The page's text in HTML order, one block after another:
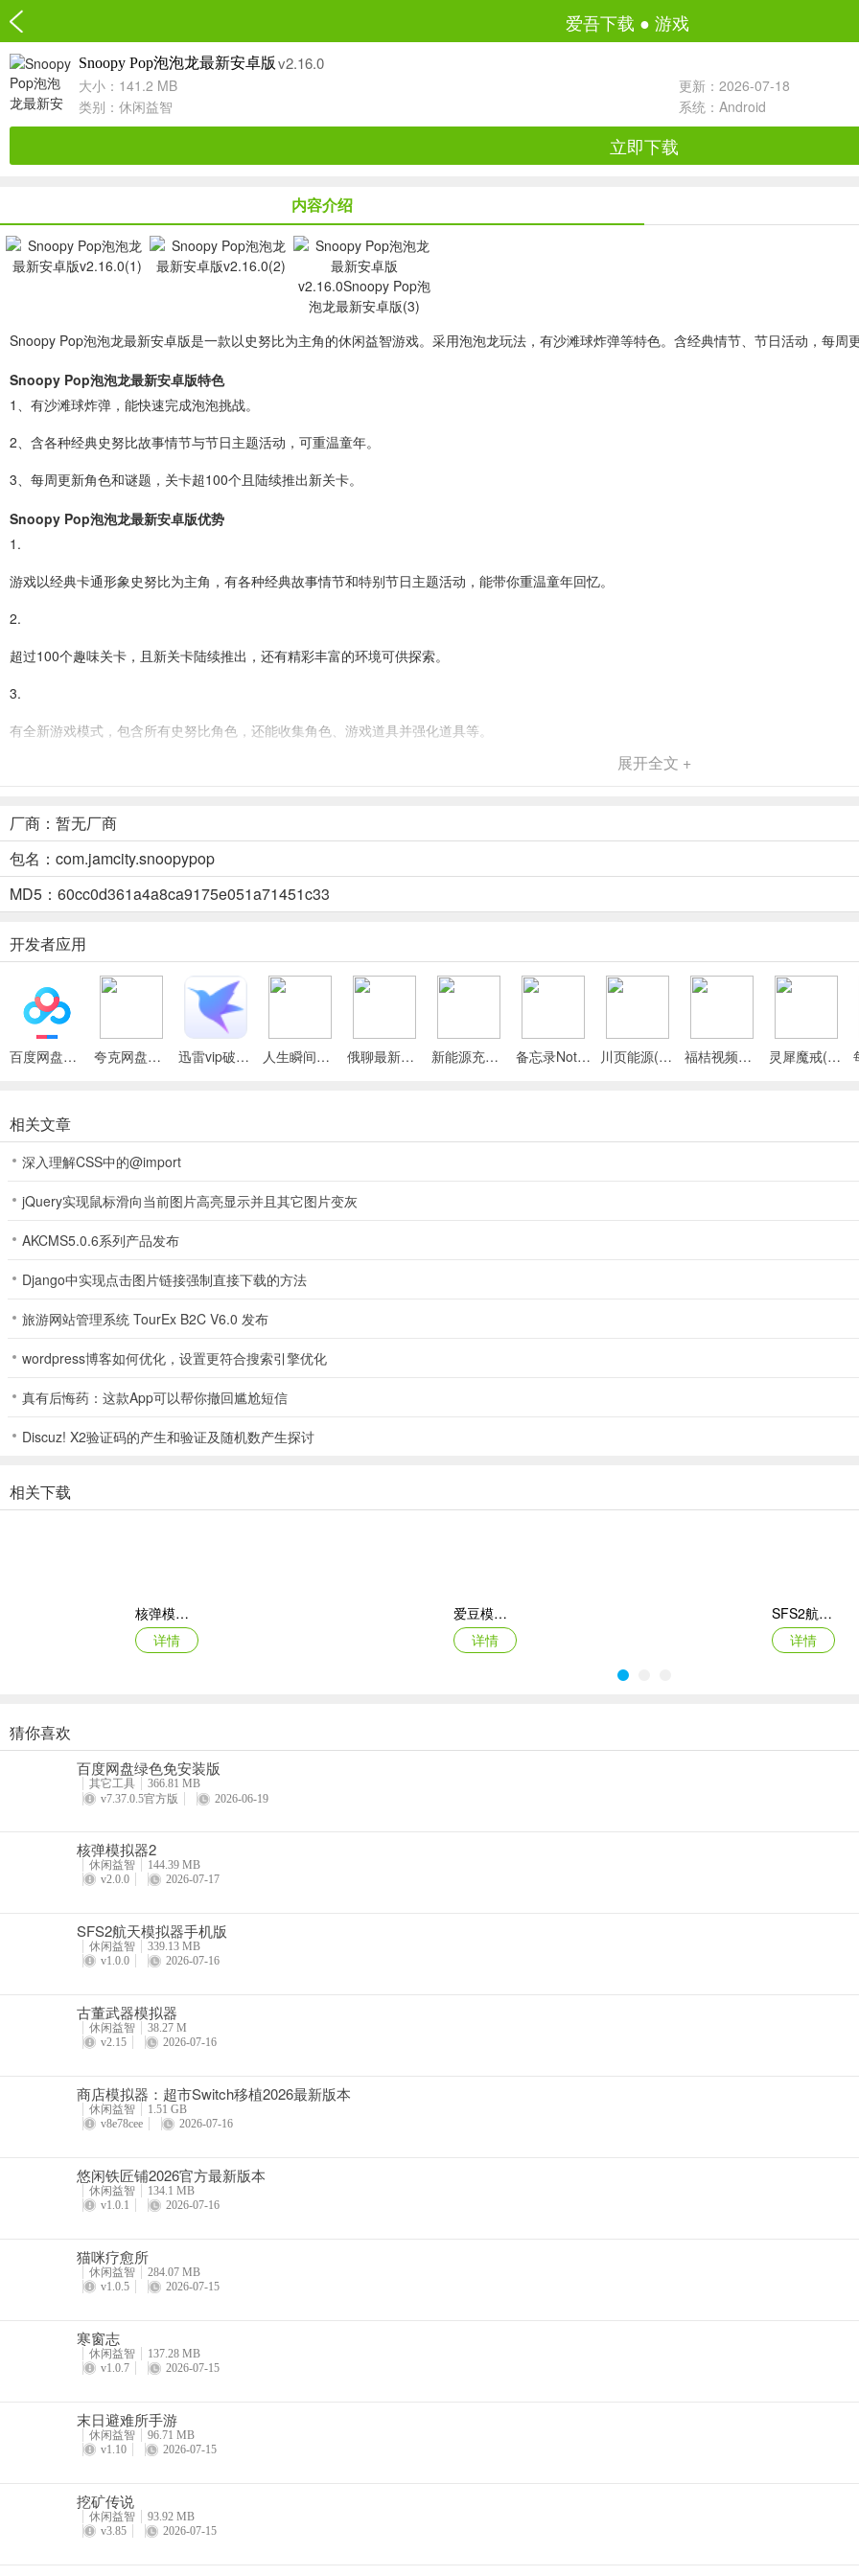
爱吾下载 ● 游戏
Snoopy Pop泡泡龙最新安卓版 v2.16.0
大小：141.2 MB
更新：2026-07-18
类别： 休闲益智 系统：Android
立即下载
内容介绍
Snoopy Pop泡泡龙最新安卓版是一款以史努比为主角的休闲益智游戏。采用泡泡龙玩法，有沙滩球炸弹等特色。含经典情节、节日活动，每周
Snoopy Pop泡泡龙最新安卓版特色
1、有沙滩球炸弹，能快速完成泡泡挑战。
2、含各种经典史努比故事情节与节日主题活动，可重温童年。
3、每周更新角色和谜题，关卡超100个且陆续推出新关卡。
Snoopy Pop泡泡龙最新安卓版优势
1.
游戏以经典卡通形象史努比为主角，有各种经典故事情节和特别节日主题活动，能带你重温童年回忆。
2.
超过100个趣味关卡，且新关卡陆续推出，还有精彩丰富的环境可供探索。
3.
有全新游戏模式，包含所有史努比角色，还能收集角色、游戏道具并强化道具等。
Snoopy Pop泡泡龙最新安卓版怎么样
1、它以史努比为主角，带来轻松体验。
2、有沙滩球炸弹，能快速完成挑战。
3、包含经典情节与节日活动，可重温童年。
4、关卡超100个且持续更新，还有新游戏模式。
展开全文 +
厂商：暂无厂商
包名：com.jamcity.snoopypop
MD5：60cc0d361a4a8ca9175e051a71451c33
开发者应用
百度网盘绿色免安装Pc电脑版 夸克网盘官方正式版 迅雷vip破解版永久会员2024版 人生瞬间最新手机版 俄聊最新手机版 新能源充电桩查询(充电桩查询应用) 备忘录Note(多功能记事APP) 川页能源(电池管理应用) 福桔视频最新手机版 灵犀魔戒(运动睡眠管家)
相关文章
深入理解CSS中的@import
jQuery实现鼠标滑向当前图片高亮显示并且其它图片变灰
AKCMS5.0.6系列产品发布
Django中实现点击图片链接强制直接下载的方法
旅游网站管理系统 TourEx B2C V6.0 发布
wordpress博客如何优化，设置更符合搜索引擎优化
真有后悔药：这款App可以帮你撤回尴尬短信
Discuz! X2验证码的产生和验证及随机数产生探讨
相关下载
核弹模拟器2
详情
爱豆模拟器最新版
详情
SFS2航天模拟器手机版
详情
商店模拟器：超市Switch移植2026最新版本
详情
悠闲铁匠铺2026官方最新版本
猫咪疗愈所
猜你喜欢
百度网盘绿色免安装版
其它工具
366.81 MB
v7.37.0.5官方版
2026-06-19
核弹模拟器2
休闲益智
144.39 MB
v2.0.0
2026-07-17
SFS2航天模拟器手机版
休闲益智
339.13 MB
v1.0.0
2026-07-16
古董武器模拟器
休闲益智
38.27 M
v2.15
2026-07-16
商店模拟器：超市Switch移植2026最新版本
休闲益智
1.51 GB
v8e78cee
2026-07-16
悠闲铁匠铺2026官方最新版本
休闲益智
134.1 MB
v1.0.1
2026-07-16
猫咪疗愈所
休闲益智
284.07 MB
v1.0.5
2026-07-15
寒窗志
休闲益智
137.28 MB
v1.0.7
2026-07-15
末日避难所手游
休闲益智
96.71 MB
v1.10
2026-07-15
挖矿传说
休闲益智
93.92 MB
v3.85
2026-07-15